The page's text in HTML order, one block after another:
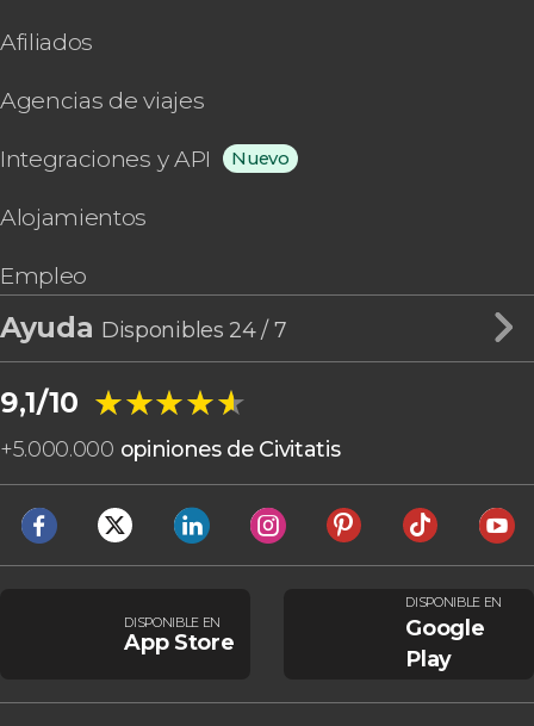
Afiliados
Agencias de viajes
Integraciones y API Nuevo
Alojamientos
Empleo
Ayuda Disponibles 24 / 7
9,1/10 ★★★★★
★★★★★
+5.000.000 opiniones de Civitatis
DISPONIBLE EN
App Store
DISPONIBLE EN
Google
Play